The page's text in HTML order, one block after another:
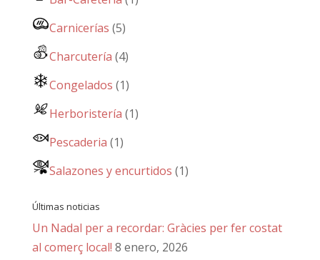
Carnicerías (5)
Charcutería (4)
Congelados (1)
Herboristería (1)
Pescaderia (1)
Salazones y encurtidos (1)
Últimas noticias
Un Nadal per a recordar: Gràcies per fer costat
al comerç local! 8 enero, 2026